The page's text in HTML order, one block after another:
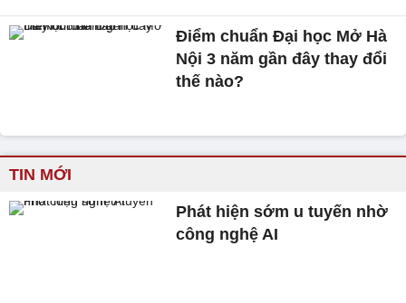
Điểm chuẩn Đại học Mở Hà
Nội 3 năm gần đây thay đổi
thế nào?
TIN MỚI
Phát hiện sớm u tuyến nhờ
công nghệ AI